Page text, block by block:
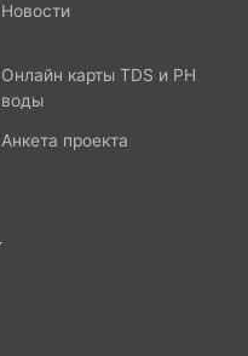
Новости
Онлайн карты TDS и PH
воды
Анкета проекта